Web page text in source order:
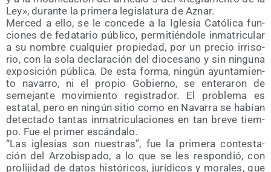
Ley», duran­te la pri­me­ra legis­la­tu­ra de Aznar.
Mer­ced a ello, se le con­ce­de a la Igle­sia Cató­li­ca fun­
cio­nes de feda­ta­rio públi­co, per­mi­tién­do­le inma­tri­cu­lar
a su nom­bre cual­quier pro­pie­dad, por un pre­cio irri­so­
rio, con la sola decla­ra­ción del dio­ce­sano y sin nin­gu­na
expo­si­ción públi­ca. De esta for­ma, nin­gún ayun­ta­mien­
to nava­rro, ni el pro­pio Gobierno, se ente­ra­ron de
seme­jan­te movi­mien­to regis­tra­dor. El pro­ble­ma es
esta­tal, pero en nin­gún sitio como en Nava­rra se habían
detec­ta­do tan­tas inma­tri­cu­la­cio­nes en tan bre­ve tiem­
po. Fue el pri­mer escándalo.
“Las igle­sias son nues­tras”, fue la pri­me­ra con­tes­ta­
ción del Arzo­bis­pa­do, a lo que se les res­pon­dió, con
pro­li­ji­dad de datos his­tó­ri­cos, jurí­di­cos y mora­les, que